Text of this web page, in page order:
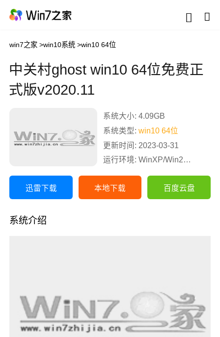
win7之家 >win10系统 >win10 64位
中关村ghost win10 64位免费正
式版v2020.11
系统大小: 4.09GB
系统类型:win10 64位
更新时间: 2023-03-31
运行环境: WinXP/Win2003/Win2000/Vista/Win7/Win8/Win10
迅雷下载 本地下载 百度云盘
系统介绍